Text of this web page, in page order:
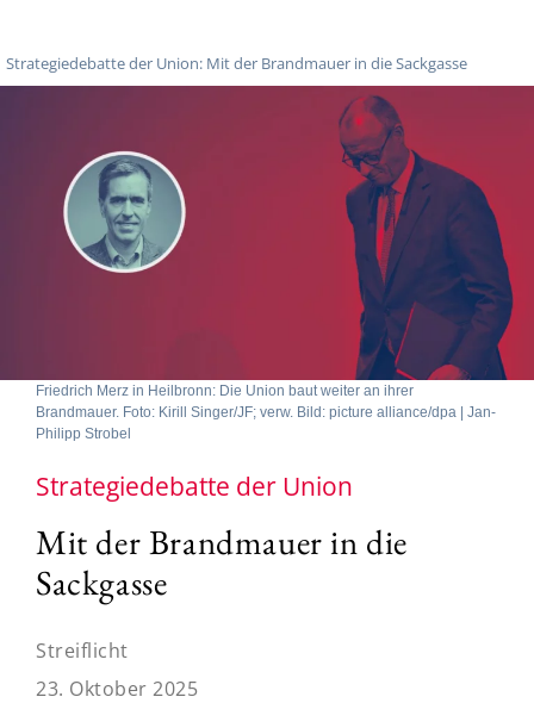
Strategiedebatte der Union: Mit der Brandmauer in die Sackgasse
Friedrich Merz in Heilbronn: Die Union baut weiter an ihrer
Brandmauer. Foto: Kirill Singer/JF; verw. Bild: picture alliance/dpa | Jan-
Philipp Strobel
Strategiedebatte der Union
Mit der Brandmauer in die
Sackgasse
Streiflicht
23. Oktober 2025